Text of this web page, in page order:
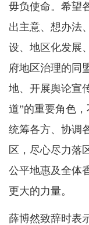
毋负使命。希望
出主意、想办法
设、地区化发展
府地区治理的同
地、开展舆论宣
道”的重要角色
统筹各方、协调
区，尽心尽力落
公平地惠及全体
更大的力量。
薛博然致辞时表